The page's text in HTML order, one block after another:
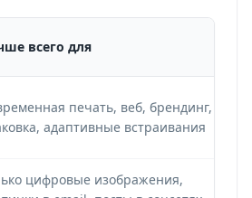
всего для
печать, веб, брендинг,
адаптивные встраивания
цифровые изображения,